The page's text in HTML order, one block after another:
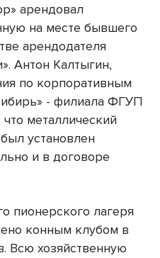
арендовал
на месте бывшего
арендодателя
Антон Калтыгин,
по корпоративным
- филиала ФГУП
металлический
установлен
и в договоре
пионерского лагеря
конным клубом в
Всю хозяйственную